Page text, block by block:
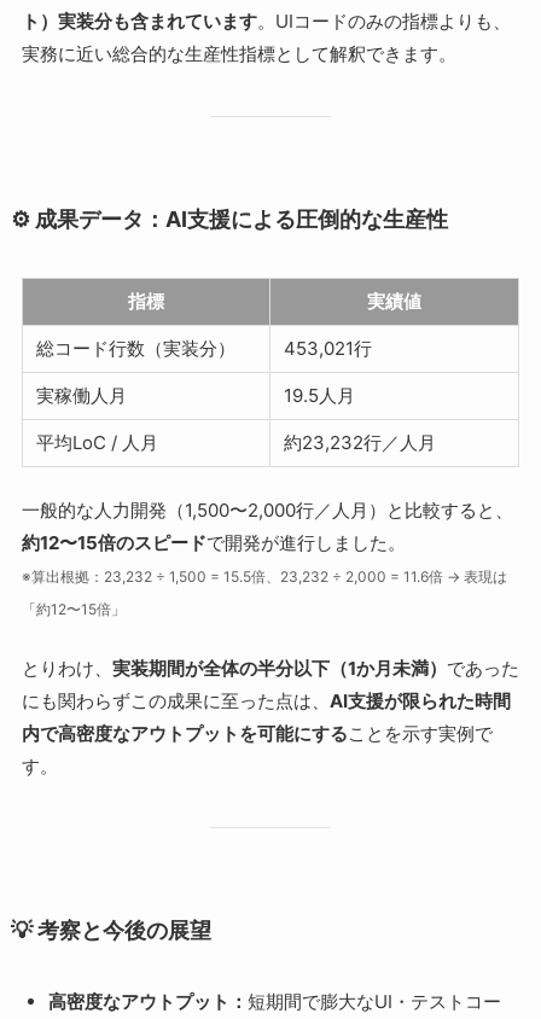
ト）実装分も含まれています。UIコードのみの指標よりも、
実務に近い総合的な生産性指標として解釈できます。
⚙️ 成果データ：AI支援による圧倒的な生産性
指標 実績値
総コード行数（実装分） 453,021行
実稼働人月 19.5人月
平均LoC / 人月 約23,232行／人月
一般的な人力開発（1,500〜2,000行／人月）と比較すると、
約12〜15倍のスピードで開発が進行しました。
※算出根拠：23,232 ÷ 1,500 = 15.5倍、23,232 ÷ 2,000 = 11.6倍 → 表現は
「約12〜15倍」
とりわけ、 実装期間が全体の半分以下（1か月未満） であった
にも関わらずこの成果に至った点は、 AI支援が限られた時間
内で高密度なアウトプットを可能にすることを示す実例で
す。
💡 考察と今後の展望
高密度なアウトプット：短期間で膨大なUI・テストコー